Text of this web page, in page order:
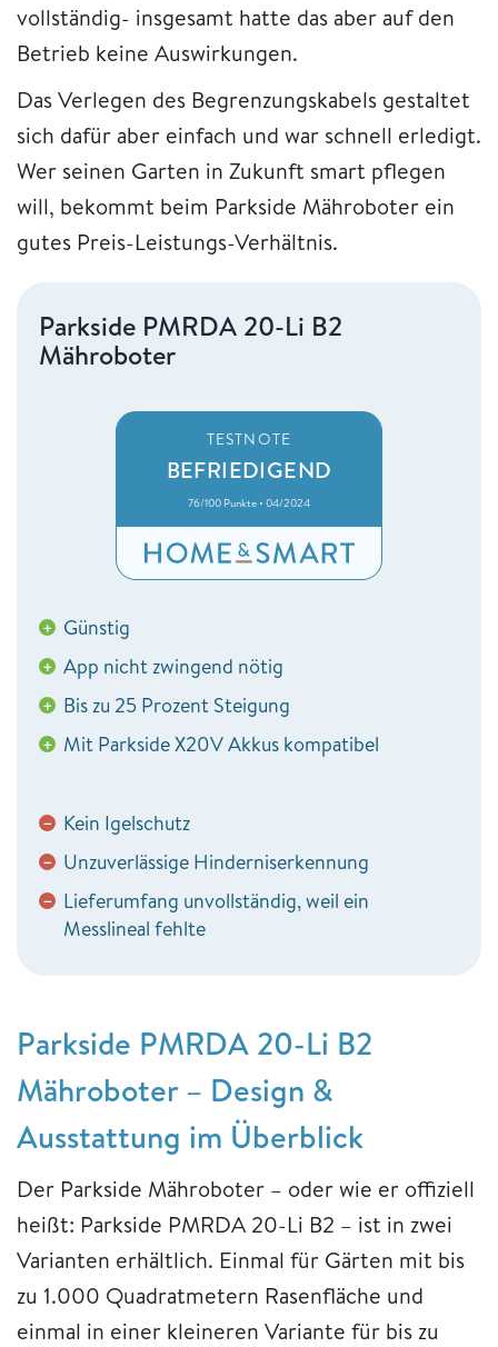
vollständig- insgesamt hatte das aber auf den
Betrieb keine Auswirkungen.
Das Verlegen des Begrenzungskabels gestaltet
sich dafür aber einfach und war schnell erledigt.
Wer seinen Garten in Zukunft smart pflegen
will, bekommt beim Parkside Mähroboter ein
gutes Preis-Leistungs-Verhältnis.
Parkside PMRDA 20-Li B2
Mähroboter
TESTNOTE
BEFRIEDIGEND
76/100 Punkte • 04/2024
+ Günstig
+ App nicht zwingend nötig
+ Bis zu 25 Prozent Steigung
+ Mit Parkside X20V Akkus kompatibel
− Kein Igelschutz
− Unzuverlässige Hinderniserkennung
− Lieferumfang unvollständig, weil ein
Messlineal fehlte
Parkside PMRDA 20-Li B2
Mähroboter – Design &
Ausstattung im Überblick
Der Parkside Mähroboter – oder wie er offiziell
heißt: Parkside PMRDA 20-Li B2 – ist in zwei
Varianten erhältlich. Einmal für Gärten mit bis
zu 1.000 Quadratmetern Rasenfläche und
einmal in einer kleineren Variante für bis zu